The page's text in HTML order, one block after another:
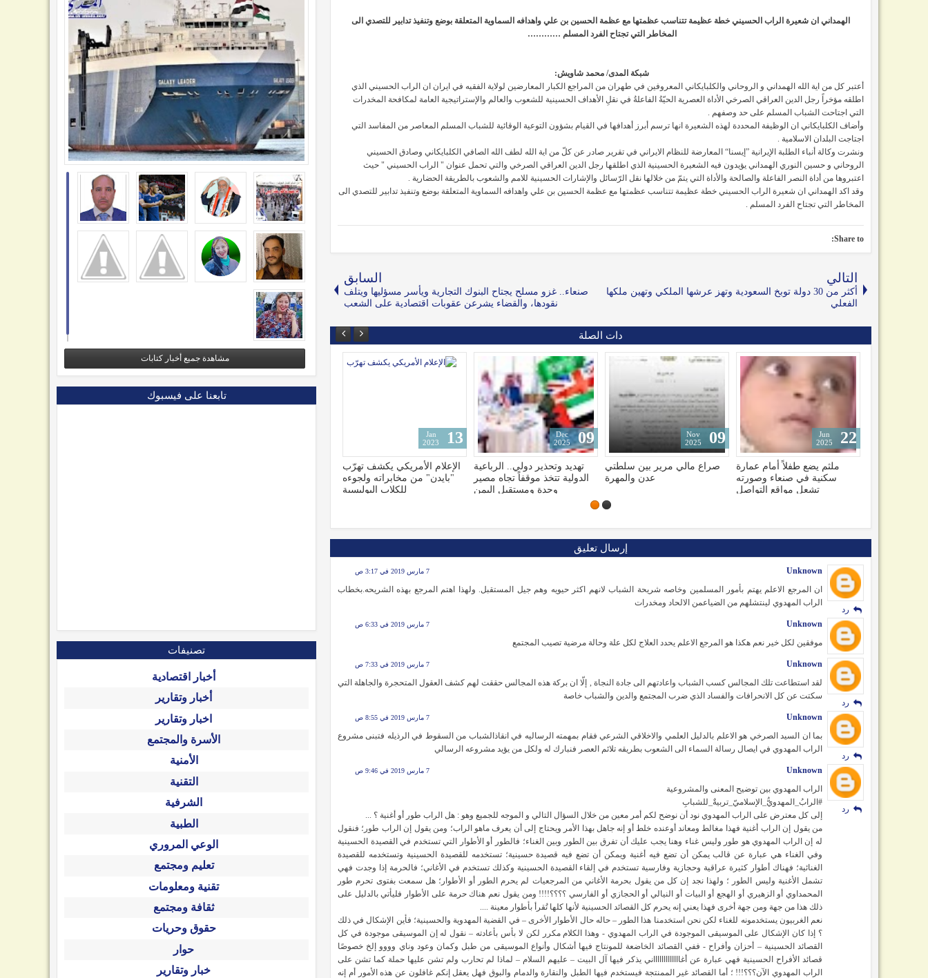
الهمداني ان شعيرة الراب الحسيني خطة عظيمة تتناسب عظمتها مع عظمة الحسين بن علي واهدافه السماوية المتعلقة بوضع وتنفيذ تدابير للتصدي الى
المخاطر التي تجتاح الفرد المسلم …………
شبكة المدى/ محمد شاويش:
أعتبر كل من اية الله الهمداني و الروحاني والكلبايكاني المعروفين في طهران من المراجع الكبار المعارضين لولاية الفقيه في ايران ان الراب الحسيني الذي
اطلقه مؤخراً رجل الدين العراقي الصرخي الأداة العصرية الحيّةُ الفاعلةُ في نقلِ الأهداف الحسينية للشعوب والعالم والإستراتيجية العامة لمكافحة المخدرات
التي اجتاحت الشباب المسلم على حد وصفهم .
وأضاف الكلبايكاني ان الوظيفة المحددة لهذه الشعيرة انها ترسم أبرز أهدافها في القيام بشؤون التوعية الوقائية للشباب المسلم المعاصر من المفاسد التي
اجتاجت البلدان الاسلامية .
ونشرت وكالة أنباء الطلبة الإيرانية ”إيسنا“ المعارضة للنظام الايراني في تقرير صادر عن كلّ من اية الله لطف الله الصافي الكلبايكاني وصادق الحسيني
الروحاني و حسين النوري الهمداني يؤيدون فيه الشعيرة الحسينية الذي اطلقها رجل الدين العراقي الصرخي والتي تحمل عنوان " الراب الحسيني " حيث
اعتبروها من أداة النصر الفاعلة والصالحة والأداة التي يتمّ من خلالها نقل الرّسائل والإشارات الحسينية للامم والشعوب بالطريقة الحضارية .
وقد اكد الهمداني ان شعيرة الراب الحسيني خطة عظيمة تتناسب عظمتها مع عظمة الحسين بن علي واهدافه السماوية المتعلقة بوضع وتنفيذ تدابير للتصدي الى
المخاطر التي تجتاح الفرد المسلم .
Share to:
التالي
أكثر من 30 دولة توبخ السعودية وتهز عرشها الملكي وتهين ملكها
الفعلي
السابق
صنعاء.. غزو مسلح يجتاح البنوك التجارية ويأسر مسؤليها ويتلف
نقودها، والقضاء يشرعن عقوبات اقتصادية على الشعب
دات الصلة
شاهد لحظة سقوط وتحطم
طائرة ومقتل جميع ركابها
15
Jan
2023
الإعلام الأمريكي يكشف تهرّب
"بايدن" من مخابراته ولجوءه
للكلاب البوليسية
13
Jan
2023
تهديد وتحذير دولي.. الرباعية
الدولية تتخذ موقفاً تجاه مصير
09
Dec
2025
صراع مالي مرير بين سلطتي
عدن والمهرة
09
Nov
2025
إرسال تعليق
Unknown 7 مارس 2019 في 3:17 ص
ان المرجع الاعلم يهتم بأمور المسلمين وخاصه شريحة الشباب لانهم اكثر حيويه وهم جيل المستقبل. ولهذا اهتم المرجع بهذه الشريحه.بخطاب
الراب المهدوي لينتشلهم من الضياعمن الالحاد ومخدرات
رد
Unknown
7 مارس 2019 في 6:33 ص
موفقين لكل خير نعم هكذا هو المرجع الاعلم يحدد العلاج لكل علة وحالة مرضية تصيب المجتمع
رد Unknown 7 مارس 2019 في 7:33 ص
لقد استطاعت تلك المجالس كسب الشباب واعادتهم الى جادة النجاة , إلّا ان بركة هذه المجالس حققت لهم كشف العقول المتحجرة والجاهلة التي
سكتت عن كل الانحرافات والفساد الذي ضرب المجتمع والدين والشباب خاصة
رد
Unknown
7 مارس 2019 في 8:55 ص
بما ان السيد الصرخي هو الاعلم بالدليل العلمي والاخلاقي الشرعي فقام بمهمته الرساليه في انقاذالشباب من السقوط في الرذيله فتبنى مشروع
الراب المهدوي في ايصال رسالة السماء الى الشعوب بطريقه تلائم العصر فنبارك له ولكل من يؤيد مشروعه الرسالي
رد
Unknown
7 مارس 2019 في 9:46 ص
الراب المهدوي بين توضيح المعنى والمشروعية
#الرابُ_المهدويُّ_الإسلاميّ_تربيةٌ_للشبابِ
إلى كل معترض على الراب المهدوي نود أن نوضح لكم أمر معين من خلال السؤال التالي و الموجه للجميع وهو : هل الراب طور أو أغنية ؟ ...
من يقول إن الراب أغنية فهذا مغالط ومعاند أوعنده خلط أو إنه جاهل بهذا الأمر ويحتاج إلى أن يعرف ماهو الراب؛ ومن يقول إن الراب طور؛ فنقول
له إن الراب المهدوي هو طور وليس غناء وهنا يجب عليك أن تفرق بين الطور وبين الغناء؛ فالطور أو الأطوار التي تستخدم في القصيدة الحسينية
وفي الغناء هي عبارة عن قالب يمكن أن تضع فيه أغنية ويمكن أن تضع فيه قصيدة حسينية؛ تستخدمه للقصيدة الحسينية وتستخدمه للقصيدة
الغنائية؛ فهناك أطوار كثيرة عراقية وحجازية وفارسية تستخدم في إلقاء القصيدة الحسينية وكذلك تستخدم في الأغاني؛ فالحرمة إذا وجدت فهي
تشمل الأغنية وليس الطور ؛ ولهذا نجد إن كل من يقول بحرمة الأغاني من المرجعيات لم يحرم الطور أو الأطوار؛ هل سمعت بفتوى تحرم طور
المحمداوي أو الزهيري أو الهجع أو البيات أو النيالي أو الحجازي أو الفارسي ؟؟؟؟!!!! ومن يقول نعم هناك حرمة على الأطوار فليأتي بالدليل على
ذلك هذا من جهة ومن جهة أخرى فهذا يعني إنه يحرم كل القصائد الحسينية لأنها كلها تُقرأ بأطوار معينة ....
نعم الغربيون يستخدمونه للغناء لكن نحن استخدمنا هذا الطور – حاله حال الأطوار الأخرى – في القضية المهدوية والحسينية؛ فأين الإشكال في ذلك
؟ إذا كان الإشكال على الموسيقى الموجودة في الراب المهدوي - وهذا الكلام مكرر لكن لا بأس بأعادته – نقول له إن الموسيقى موجودة في كل
القصائد الحسينية – أحزان وأفراح - ففي القصائد الخاضعة للمونتاج فيها أشكال وأنواع الموسيقى من طبل وكمان وعود وناي وووو إلخ خصوصًا
قصائد الأفراح الحسينية فهي عبارة عن أغاااااااااااااني يذكر فيها آل البيت – عليهم السلام – لماذا لم تحارب ولم تشن عليها حملة كما تشن على
الراب المهدوي الآن؟؟؟!!! ؛ أما القصائد غير الممنتجة فيستخدم فيها الطبل والنقارة والدمام والبوق فهل يعقل إنكم غافلون عن هذه الأمور أم إنه
رد
مشاهدة جميع أخبار كتابات
تابعنا على فيسبوك
تصنيفات
أخبار اقتصادية
أخبار وتقارير
اخبار وتقارير
الأسرة والمجتمع
الأمنية
التقنية
الشرفية
الطبية
الوعي المروري
تعليم ومجتمع
تقنية ومعلومات
ثقافة ومجتمع
حقوق وحريات
حوار
خبار وتقارير